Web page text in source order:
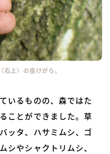
上）の抜けがら。
いるものの、森ではた
ことができました。草
ッタ、ハサミムシ、ゴ
シやシャクトリムシ、